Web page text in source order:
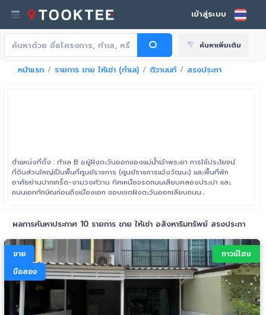
เข้าสู่ระบบ
ค้นหาเพิ่มเติม
หน้าแรก รายการ ขาย ให้เช่า (ทำเล) ติวานนท์ สรงประภา
ตำแหน่งที่ตั้ง : ทำเล B อยู่ฝั่งตะวันออกของแม่น้ำเจ้าพระยา การใช้ประโยชน์
ที่ดินส่วนใหญ่เป็นพื้นที่ศูนย์ราชการ (ศูนย์ราชการแจ้งวัฒนะ) และพื้นที่พัก
อาศัยย่านปากเกร็ด-งามวงศ์วาน ทิศเหนือจรดถนนเลียบคลองประปา และ
ถนนเอกทักษิณก่อนถึงเมืองเอก ขอบเขตฝั่งตะวันออกเลียบถนน
ปากเกร็ด
ผลการค้นหาประกาศ 10 รายการ ขาย ให้เช่า อสังหาริมทรัพย์ สรงประภา
ขาย
มือสอง
ทาวน์โฮม